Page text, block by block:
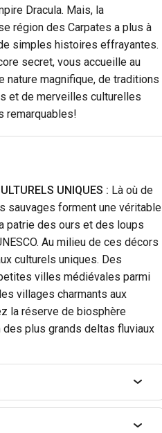
Dracula. Mais, la
région des Carpates a plus à
simples histoires effrayantes.
secret, vous accueille au
nature magnifique, de traditions
et de merveilles culturelles
remarquables!
UNIQUES : Là où de
sauvages forment une véritable
patrie des ours et des loups
Au milieu de ces décors
culturels uniques. Des
villes médiévales parmi
villages charmants aux
la réserve de biosphère
des plus grands deltas fluviaux